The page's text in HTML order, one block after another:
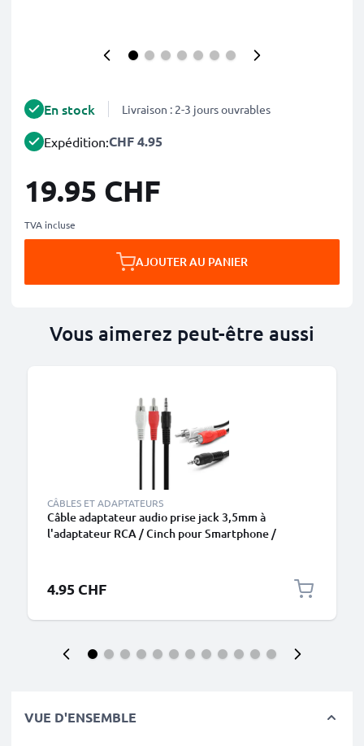
En stock Livraison : 2-3 jours ouvrables
Expédition:CHF 4.95
19.95 CHF
TVA incluse
AJOUTER AU PANIER
Vous aimerez peut-être aussi
CÂBLES ET ADAPTATEURS
Câble adaptateur audio prise jack 3,5mm à
l'adaptateur RCA / Cinch pour Smartphone /
4.95 CHF
VUE D'ENSEMBLE